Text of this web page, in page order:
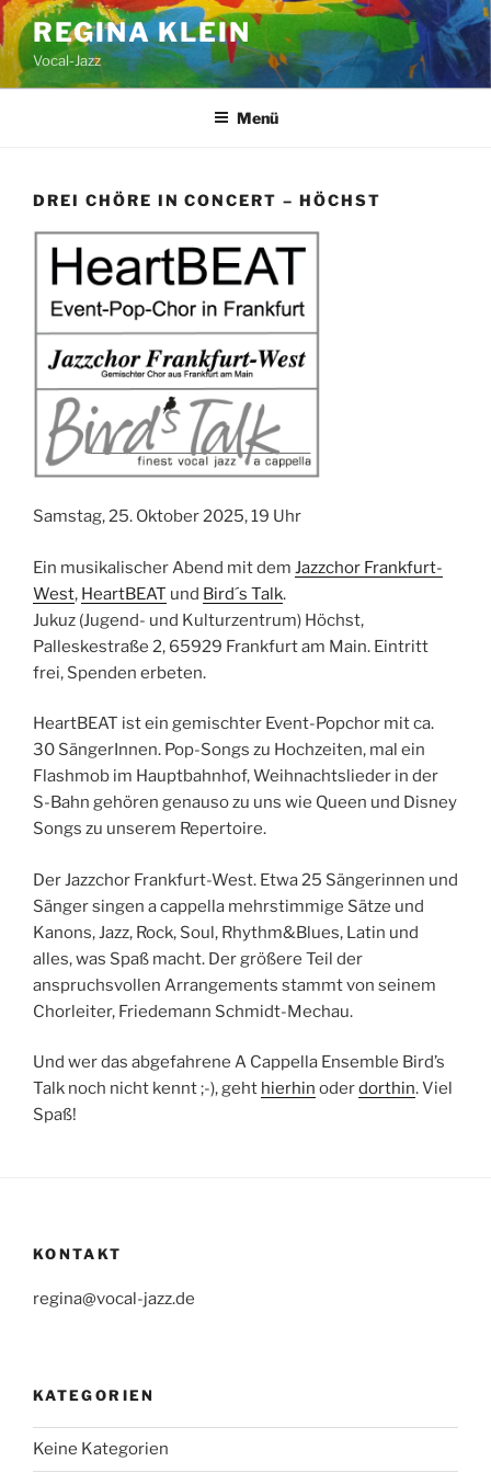
Zum
Inhalt
springen
REGINA KLEIN
Vocal-Jazz
Menü
DREI CHÖRE IN CONCERT – HÖCHST
Samstag, 25. Oktober 2025, 19 Uhr
Ein musikalischer Abend mit dem Jazzchor Frankfurt-
West, HeartBEAT und Bird´s Talk.
Jukuz (Jugend- und Kulturzentrum) Höchst,
Palleskestraße 2, 65929 Frankfurt am Main. Eintritt
frei, Spenden erbeten.
HeartBEAT ist ein gemischter Event-Popchor mit ca.
30 SängerInnen. Pop-Songs zu Hochzeiten, mal ein
Flashmob im Hauptbahnhof, Weihnachtslieder in der
S-Bahn gehören genauso zu uns wie Queen und Disney
Songs zu unserem Repertoire.
Der Jazzchor Frankfurt-West. Etwa 25 Sängerinnen und
Sänger singen a cappella mehrstimmige Sätze und
Kanons, Jazz, Rock, Soul, Rhythm&Blues, Latin und
alles, was Spaß macht. Der größere Teil der
anspruchsvollen Arrangements stammt von seinem
Chorleiter, Friedemann Schmidt-Mechau.
Und wer das abgefahrene A Cappella Ensemble Bird’s
Talk noch nicht kennt ;-), geht hierhin oderdorthin. Viel
Spaß!
KONTAKT
regina@vocal-jazz.de
KATEGORIEN
Keine Kategorien